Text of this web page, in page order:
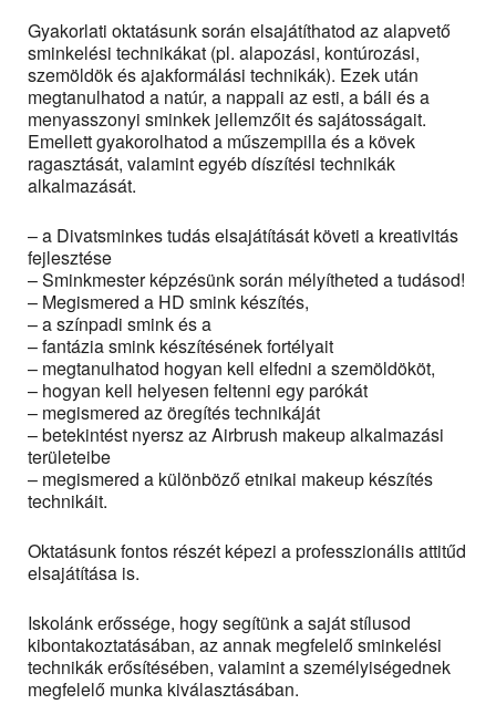
Gyakorlati oktatásunk során elsajátíthatod az alapvető
sminkelési technikákat (pl. alapozási, kontúrozási,
szemöldök és ajakformálási technikák). Ezek után
megtanulhatod a natúr, a nappali az esti, a báli és a
menyasszonyi sminkek jellemzőit és sajátosságait.
Emellett gyakorolhatod a műszempilla és a kövek
ragasztását, valamint egyéb díszítési technikák
alkalmazását.
– a Divatsminkes tudás elsajátítását követi a kreativitás
fejlesztése
– Sminkmester képzésünk során mélyítheted a tudásod!
– Megismered a HD smink készítés,
– a színpadi smink és a
– fantázia smink készítésének fortélyait
– megtanulhatod hogyan kell elfedni a szemöldököt,
– hogyan kell helyesen feltenni egy parókát
– megismered az öregítés technikáját
– betekintést nyersz az Airbrush makeup alkalmazási
területeibe
– megismered a különböző etnikai makeup készítés
technikáit.
Oktatásunk fontos részét képezi a professzionális attitűd
elsajátítása is.
Iskolánk erőssége, hogy segítünk a saját stílusod
kibontakoztatásában, az annak megfelelő sminkelési
technikák erősítésében, valamint a személyiségednek
megfelelő munka kiválasztásában.